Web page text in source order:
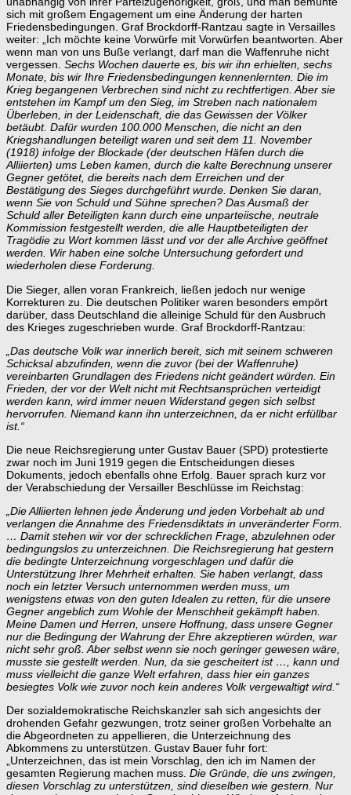
sich mit großem Engagement um eine Änderung der harten
Friedensbedingungen. Graf Brockdorff-Rantzau sagte in Versailles
weiter: „Ich möchte keine Vorwürfe mit Vorwürfen beantworten. Aber
wenn man von uns Buße verlangt, darf man die Waffenruhe nicht
vergessen. Sechs Wochen dauerte es, bis wir ihn erhielten, sechs
Monate, bis wir Ihre Friedensbedingungen kennenlernten. Die im
Krieg begangenen Verbrechen sind nicht zu rechtfertigen. Aber sie
entstehen im Kampf um den Sieg, im Streben nach nationalem
Überleben, in der Leidenschaft, die das Gewissen der Völker
betäubt. Dafür wurden 100.000 Menschen, die nicht an den
Kriegshandlungen beteiligt waren und seit dem 11. November
(1918) infolge der Blockade (der deutschen Häfen durch die
Alliierten) ums Leben kamen, durch die kalte Berechnung unserer
Gegner getötet, die bereits nach dem Erreichen und der
Bestätigung des Sieges durchgeführt wurde. Denken Sie daran,
wenn Sie von Schuld und Sühne sprechen? Das Ausmaß der
Schuld aller Beteiligten kann durch eine unparteiische, neutrale
Kommission festgestellt werden, die alle Hauptbeteiligten der
Tragödie zu Wort kommen lässt und vor der alle Archive geöffnet
werden. Wir haben eine solche Untersuchung gefordert und
wiederholen diese Forderung.
Die Sieger, allen voran Frankreich, ließen jedoch nur wenige
Korrekturen zu. Die deutschen Politiker waren besonders empört
darüber, dass Deutschland die alleinige Schuld für den Ausbruch
des Krieges zugeschrieben wurde. Graf Brockdorff-Rantzau:
„Das deutsche Volk war innerlich bereit, sich mit seinem schweren
Schicksal abzufinden, wenn die zuvor (bei der Waffenruhe)
vereinbarten Grundlagen des Friedens nicht geändert würden. Ein
Frieden, der vor der Welt nicht mit Rechtsansprüchen verteidigt
werden kann, wird immer neuen Widerstand gegen sich selbst
hervorrufen. Niemand kann ihn unterzeichnen, da er nicht erfüllbar
ist.“
Die neue Reichsregierung unter Gustav Bauer (SPD) protestierte
zwar noch im Juni 1919 gegen die Entscheidungen dieses
Dokuments, jedoch ebenfalls ohne Erfolg. Bauer sprach kurz vor
der Verabschiedung der Versailler Beschlüsse im Reichstag:
„Die Alliierten lehnen jede Änderung und jeden Vorbehalt ab und
verlangen die Annahme des Friedensdiktats in unveränderter Form.
… Damit stehen wir vor der schrecklichen Frage, abzulehnen oder
bedingungslos zu unterzeichnen. Die Reichsregierung hat gestern
die bedingte Unterzeichnung vorgeschlagen und dafür die
Unterstützung Ihrer Mehrheit erhalten. Sie haben verlangt, dass
noch ein letzter Versuch unternommen werden muss, um
wenigstens etwas von den guten Idealen zu retten, für die unsere
Gegner angeblich zum Wohle der Menschheit gekämpft haben.
Meine Damen und Herren, unsere Hoffnung, dass unsere Gegner
nur die Bedingung der Wahrung der Ehre akzeptieren würden, war
nicht sehr groß. Aber selbst wenn sie noch geringer gewesen wäre,
musste sie gestellt werden. Nun, da sie gescheitert ist …, kann und
muss vielleicht die ganze Welt erfahren, dass hier ein ganzes
besiegtes Volk wie zuvor noch kein anderes Volk vergewaltigt wird.“
Der sozialdemokratische Reichskanzler sah sich angesichts der
drohenden Gefahr gezwungen, trotz seiner großen Vorbehalte an
die Abgeordneten zu appellieren, die Unterzeichnung des
Abkommens zu unterstützen. Gustav Bauer fuhr fort:
„Unterzeichnen, das ist mein Vorschlag, den ich im Namen der
gesamten Regierung machen muss. Die Gründe, die uns zwingen,
diesen Vorschlag zu unterstützen, sind dieselben wie gestern. Nur